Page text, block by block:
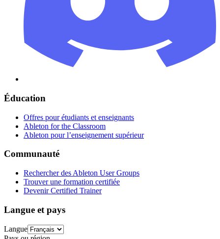
Éducation
Offres pour étudiants et enseignants
Ableton for the Classroom
Ableton pour l’enseignement supérieur
Communauté
Rechercher des Ableton User Groups
Trouver une formation certifiée
Devenir Certified Trainer
Langue et pays
Langue